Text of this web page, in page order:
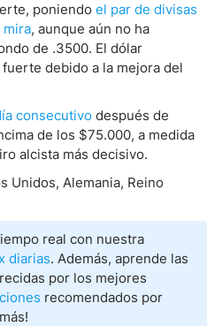
poniendo el par de divisas
mira, aunque aún no ha
de .3500. El dólar
debido a la mejora del
consecutivo después de
de los $75.000, a medida
alcista más decisivo.
Unidos, Alemania, Reino
real con nuestra
diarias. Además, aprende las
por los mejores
recomendados por